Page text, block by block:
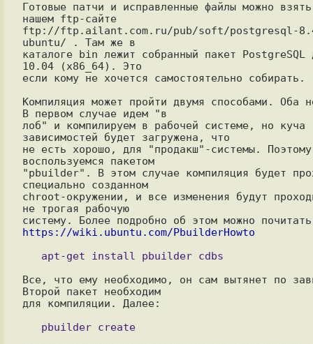
Готовые патчи и исправленные файлы можно
нашем ftp-сайте
ftp://ftp.ailant.com.ru/pub/soft/postgresql-
ubuntu/ . Там же в
каталоге bin лежит собранный пакет PostgreSQL
10.04 (x86_64). Это
если кому не хочется самостоятельно собирать.
Компиляция может пройти двумя способами. Оба
В первом случае идем "в
лоб" и компилируем в рабочей системе, но куча
зависимостей будет загружена, что
не есть хорошо, для "продакш"-системы. Поэтому
воспользуемся пакетом
"pbuilder". В этом случае компиляция будет
специально созданном
chroot-окружении, и все изменения будут
не трогая рабочую
https://wiki.ubuntu.com/PbuilderHowto
Все, что ему необходимо, он сам вытянет по
Второй пакет необходим
для компиляции. Далее:
   pbuilder create